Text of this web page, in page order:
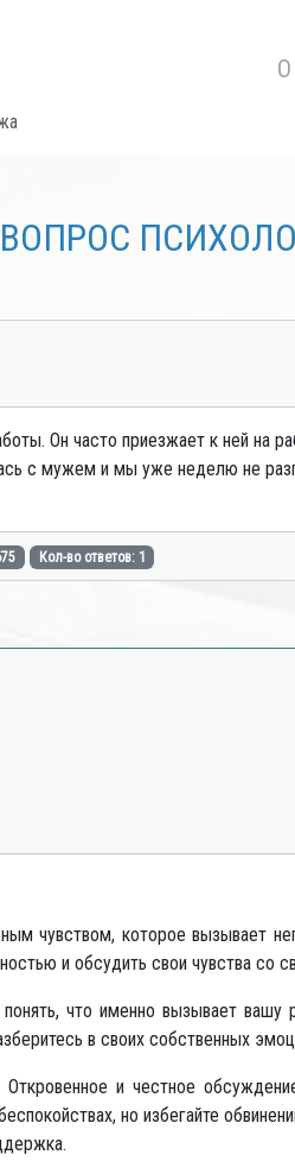
ВОПРОС
Он часто приезжает к ней на
с мужем и мы уже неделю не
Кол-во ответов: 1
чувством, которое вызывает
и обсудить свои чувства
что именно вызывает
в своих собственных
Откровенное и честное
но избегайте